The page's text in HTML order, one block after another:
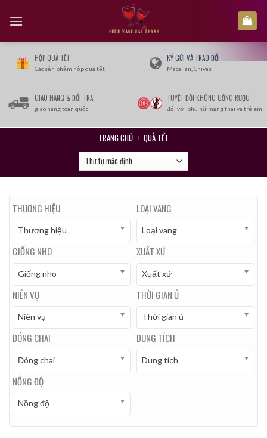
HỘP QUÀ TẾT
Các sản phẩm hộp quà tết
KÝ GỬI VÀ TRAO ĐỔI
Macallan, Chivas
GIAO HÀNG & ĐỔI TRẢ
giao hàng toàn quốc
TUYỆT ĐỐI KHÔNG UỐNG RƯỢU
đối với phụ nữ mang thai và trẻ em
TRANG CHỦ / QUÀ TẾT
THƯƠNG HIỆU
Thương hiệu
LOẠI VANG
Loại vang
GIỐNG NHO
Giống nho
XUẤT XỨ
Xuất xứ
NIÊN VỤ
Niên vụ
THỜI GIAN Ủ
Thời gian ủ
ĐÓNG CHAI
Đóng chai
DUNG TÍCH
Dung tích
NỒNG ĐỘ
Nồng độ